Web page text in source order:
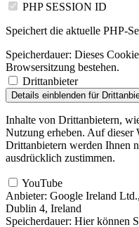
PHP SESSION ID
Speichert die aktuelle PHP-
Speicherdauer: Dieses
Browsersitzung bestehen.
Drittanbieter
Details einblenden für
Inhalte von Drittanbietern,
Nutzung erheben. Auf dieser
Drittanbietern werden Ihnen
ausdrücklich zustimmen.
YouTube
Anbieter: Google Ireland
Dublin 4, Ireland
Speicherdauer: Hier können